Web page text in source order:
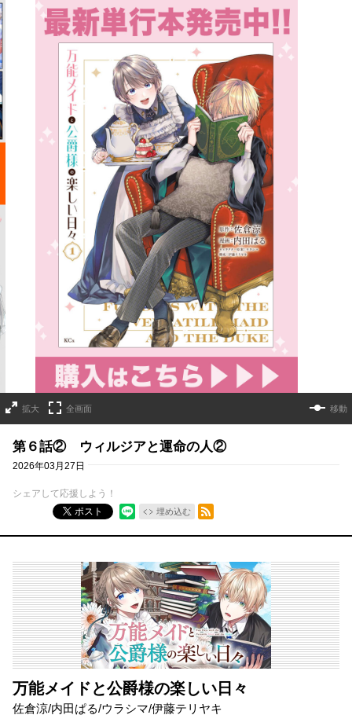
詳細ページへのリンク
拡大 全画面 移動
第６話② ウィルジアと運命の人②
2026年03月27日
シェアして応援しよう！
ポスト
埋め込む
RSSフィード
万能メイドと公爵様の楽しい日々
佐倉涼/内田ぱる/ウラシマ/伊藤テリヤキ